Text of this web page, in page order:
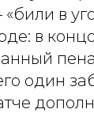
в
в
один